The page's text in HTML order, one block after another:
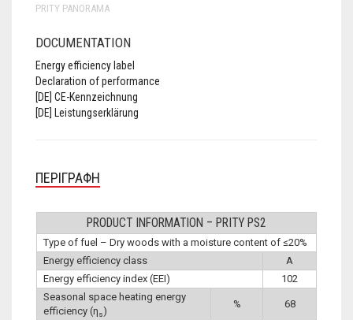
PRITY PANORAMA
DOCUMENTATION
Energy efficiency label
Declaration of performance
[DE] CE-Kennzeichnung
[DE] Leistungserklärung
ΠΕΡΙΓΡΑΦΉ
PRODUCT INFORMATION – PRITY PS2
Type of fuel – Dry woods with a moisture content of ≤20%
Energy efficiency class
A
Energy efficiency index (EEI)
102
Seasonal space heating energy
efficiency (ηs)
% 68